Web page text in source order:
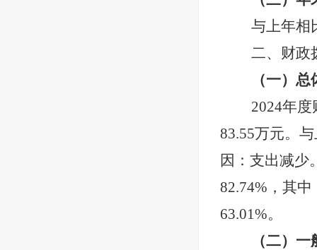
与上年相
二、财政
（一）
2024年度
83.55万元。与
因 ：支出减少
82.74%，其中
63.01%。
（二）